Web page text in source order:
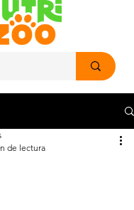
de lectura